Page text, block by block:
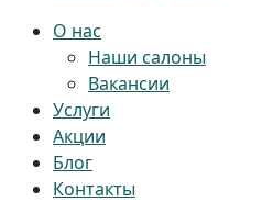
О нас
Наши салоны
Вакансии
Услуги
Акции
Блог
Контакты